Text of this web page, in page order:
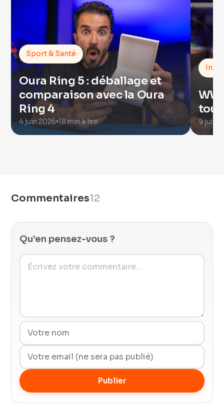
Sport & Santé
Oura Ring 5 : déballage et
comparaison avec la Oura
Ring 4
4 juin 2026 18 min à lire 9 juin
Commentaires12
Qu’en pensez-vous ?
Publier